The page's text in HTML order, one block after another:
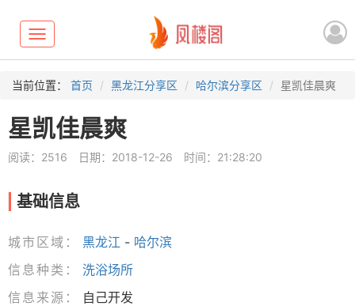
Toggle
navigation
当前位置： 首页 黑龙江分享区 哈尔滨分享区 星凯佳晨爽
星凯佳晨爽
阅读：2516 日期：2018-12-26 时间：21:28:20
基础信息
城市区域： 黑龙江 - 哈尔滨
信息种类：
洗浴场所
信息来源：
自己开发